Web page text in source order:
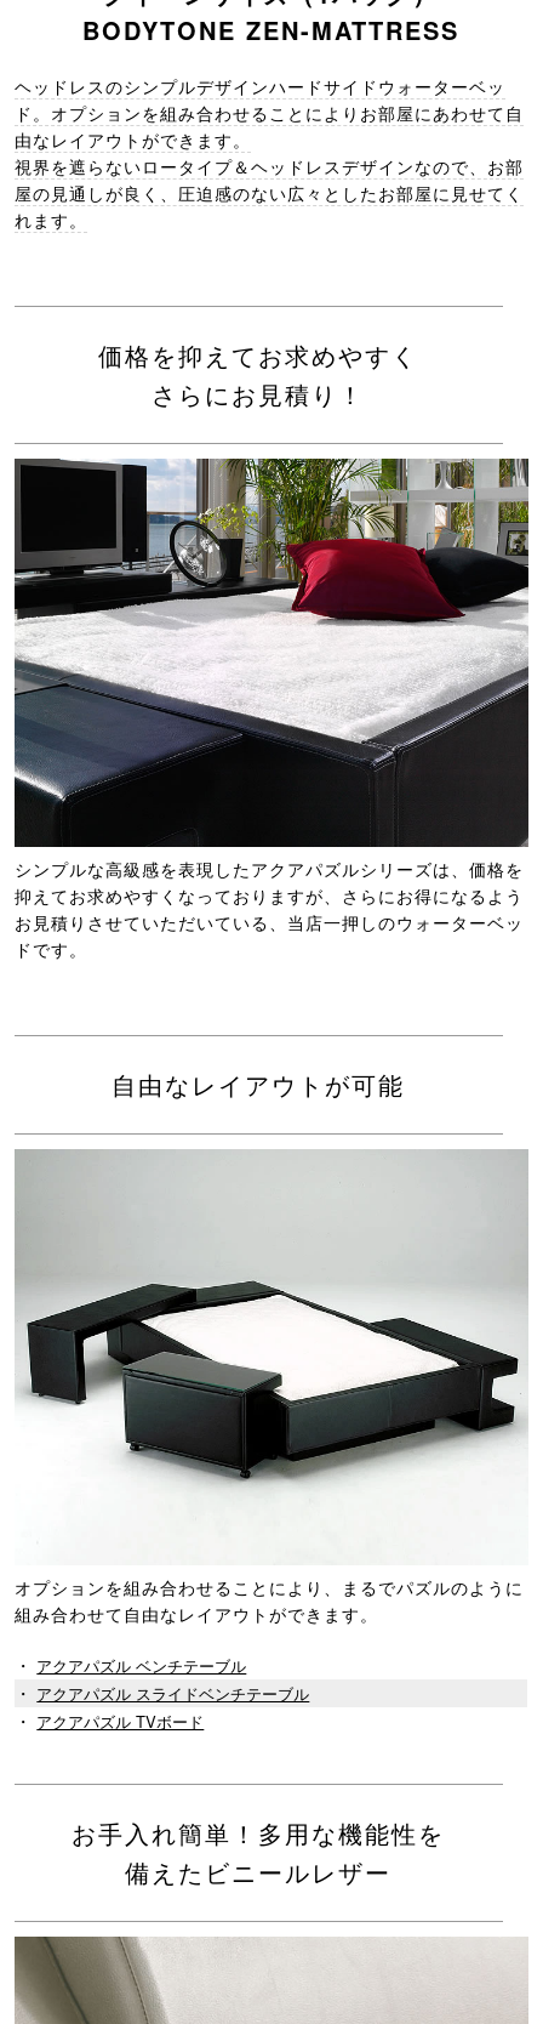
BODYTONE ZEN-MATTRESS
ヘッドレスのシンプルデザインハードサイドウォーターベッ
ド。オプションを組み合わせることによりお部屋にあわせて自
由なレイアウトができます。
視界を遮らないロータイプ＆ヘッドレスデザインなので、お部
屋の見通しが良く、圧迫感のない広々としたお部屋に見せてく
れます。
価格を抑えてお求めやすく
さらにお見積り！
シンプルな高級感を表現したアクアパズルシリーズは、価格を
抑えてお求めやすくなっておりますが、さらにお得になるよう
お見積りさせていただいている、当店一押しのウォーターベッ
ドです。
自由なレイアウトが可能
オプションを組み合わせることにより、まるでパズルのように
組み合わせて自由なレイアウトができます。
・ アクアパズル ベンチテーブル
・ アクアパズル スライドベンチテーブル
・ アクアパズル TVボード
お手入れ簡単！多用な機能性を
備えたビニールレザー